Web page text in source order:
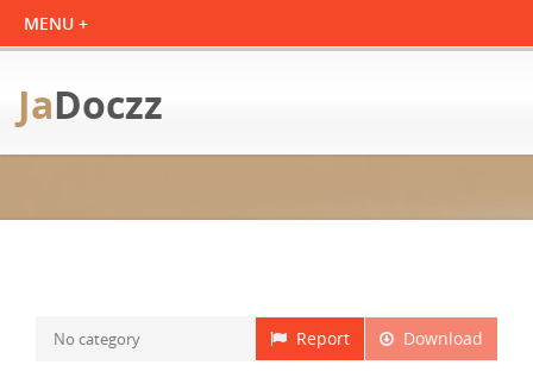
JaDoczz
Download
Report
No category